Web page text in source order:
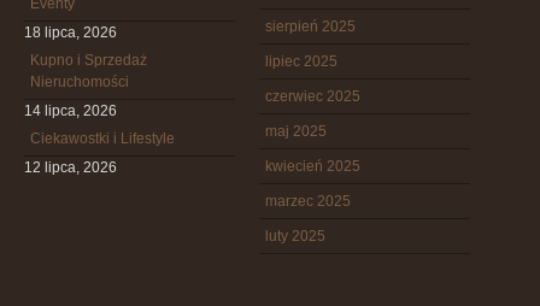
Eventy
18 lipca, 2026
Kupno i Sprzedaż
Nieruchomości
14 lipca, 2026
Ciekawostki i Lifestyle
12 lipca, 2026
sierpień 2025
lipiec 2025
czerwiec 2025
maj 2025
kwiecień 2025
marzec 2025
luty 2025